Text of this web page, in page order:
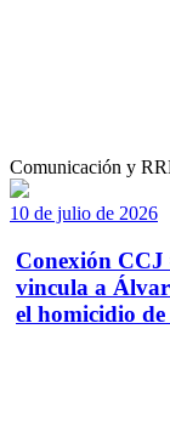
Comunicación y
10 de julio de 2026
Conexión CCJ
vincula a
el homicidio